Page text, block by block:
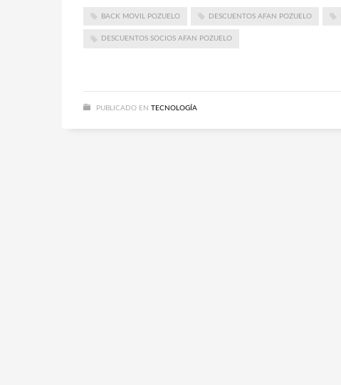
BACK MOVIL POZUELO DESCUENTOS AFAN POZUELO
DESCUENTOS SOCIOS AFAN POZUELO
PUBLICADO EN TECNOLOGÍA